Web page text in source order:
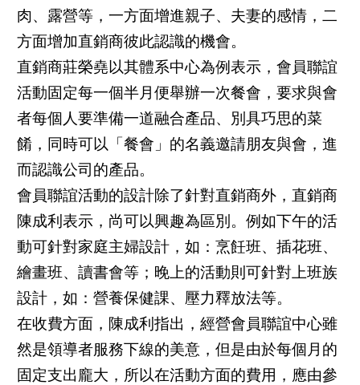
肉、露營等，一方面增進親子、夫妻的感情，二
方面增加直銷商彼此認識的機會。
直銷商莊榮堯以其體系中心為例表示，會員聯誼
活動固定每一個半月便舉辦一次餐會，要求與會
者每個人要準備一道融合產品、別具巧思的菜
餚，同時可以「餐會」的名義邀請朋友與會，進
而認識公司的產品。
會員聯誼活動的設計除了針對直銷商外，直銷商
陳成利表示，尚可以興趣為區別。例如下午的活
動可針對家庭主婦設計，如：烹飪班、插花班、
繪畫班、讀書會等；晚上的活動則可針對上班族
設計，如：營養保健課、壓力釋放法等。
在收費方面，陳成利指出，經營會員聯誼中心雖
然是領導者服務下線的美意，但是由於每個月的
固定支出龐大，所以在活動方面的費用，應由參